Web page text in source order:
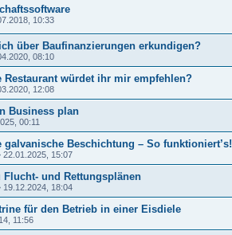
10:33
über Baufinanzierungen erkundigen?
08:10
Restaurant würdet ihr mir empfehlen?
12:08
Business plan
00:11
Beschichtung – So funktioniert’s!
22.01.2025, 15:07
und Rettungsplänen
19.12.2024, 18:04
für den Betrieb in einer Eisdiele
11:56